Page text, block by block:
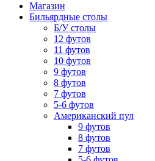
Магазин
Бильярдные столы
Б/У столы
12 футов
11 футов
10 футов
9 футов
8 футов
7 футов
5-6 футов
Американский пул
9 футов
8 футов
7 футов